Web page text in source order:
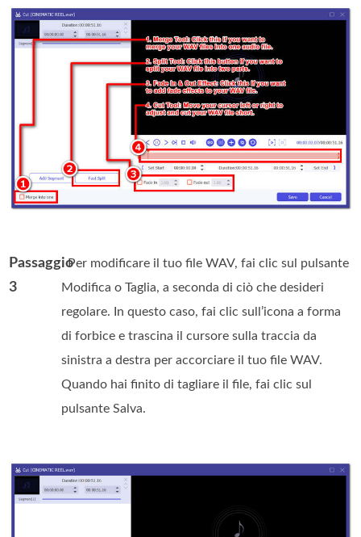
Passaggio
3
. Per modificare il tuo file WAV, fai clic sul pulsante
Modifica o Taglia, a seconda di ciò che desideri
regolare. In questo caso, fai clic sull’icona a forma
di forbice e trascina il cursore sulla traccia da
sinistra a destra per accorciare il tuo file WAV.
Quando hai finito di tagliare il file, fai clic sul
pulsante Salva.